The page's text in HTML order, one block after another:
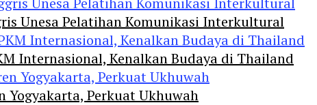
Unesa Pelatihan Komunikasi Interkultural
Internasional, Kenalkan Budaya di Thailand
Yogyakarta, Perkuat Ukhuwah